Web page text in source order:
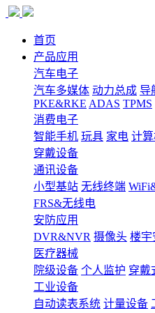
首页
产品应用
汽车电子
汽车多媒体 动力总成 导
PKE&RKE ADAS TPMS
消费电子
智能手机 玩具 家电 计
穿戴设备
通讯设备
小型基站 无线终端
FRS&无线电
安防应用
DVR&NVR 摄像头 楼宇
医疗器械
院级设备 个人监护 穿戴
工业设备
自动读表系统 计量设备